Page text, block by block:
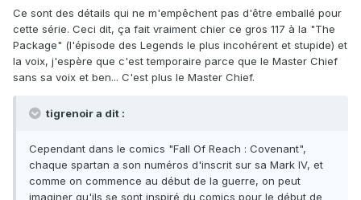
Ce sont des détails qui ne m'empêchent pas d'être emballé pour
cette série. Ceci dit, ça fait vraiment chier ce gros 117 à la "The
Package" (l'épisode des Legends le plus incohérent et stupide) et
la voix, j'espère que c'est temporaire parce que le Master Chief
sans sa voix et ben... C'est plus le Master Chief.
tigrenoir a dit :
Cependant dans le comics "Fall Of Reach : Covenant",
chaque spartan a son numéros d'inscrit sur sa Mark IV, et
comme on commence au début de la guerre, on peut
imaginer qu'ils se sont inspiré du comics pour le début de